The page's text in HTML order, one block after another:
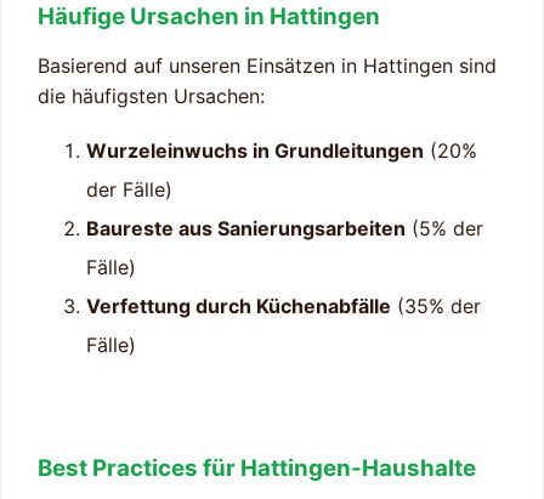
Häufige Ursachen in Hattingen
Basierend auf unseren Einsätzen in Hattingen sind
die häufigsten Ursachen:
Wurzeleinwuchs in Grundleitungen (20%
der Fälle)
Baureste aus Sanierungsarbeiten (5% der
Fälle)
Verfettung durch Küchenabfälle (35% der
Fälle)
Best Practices für Hattingen-Haushalte